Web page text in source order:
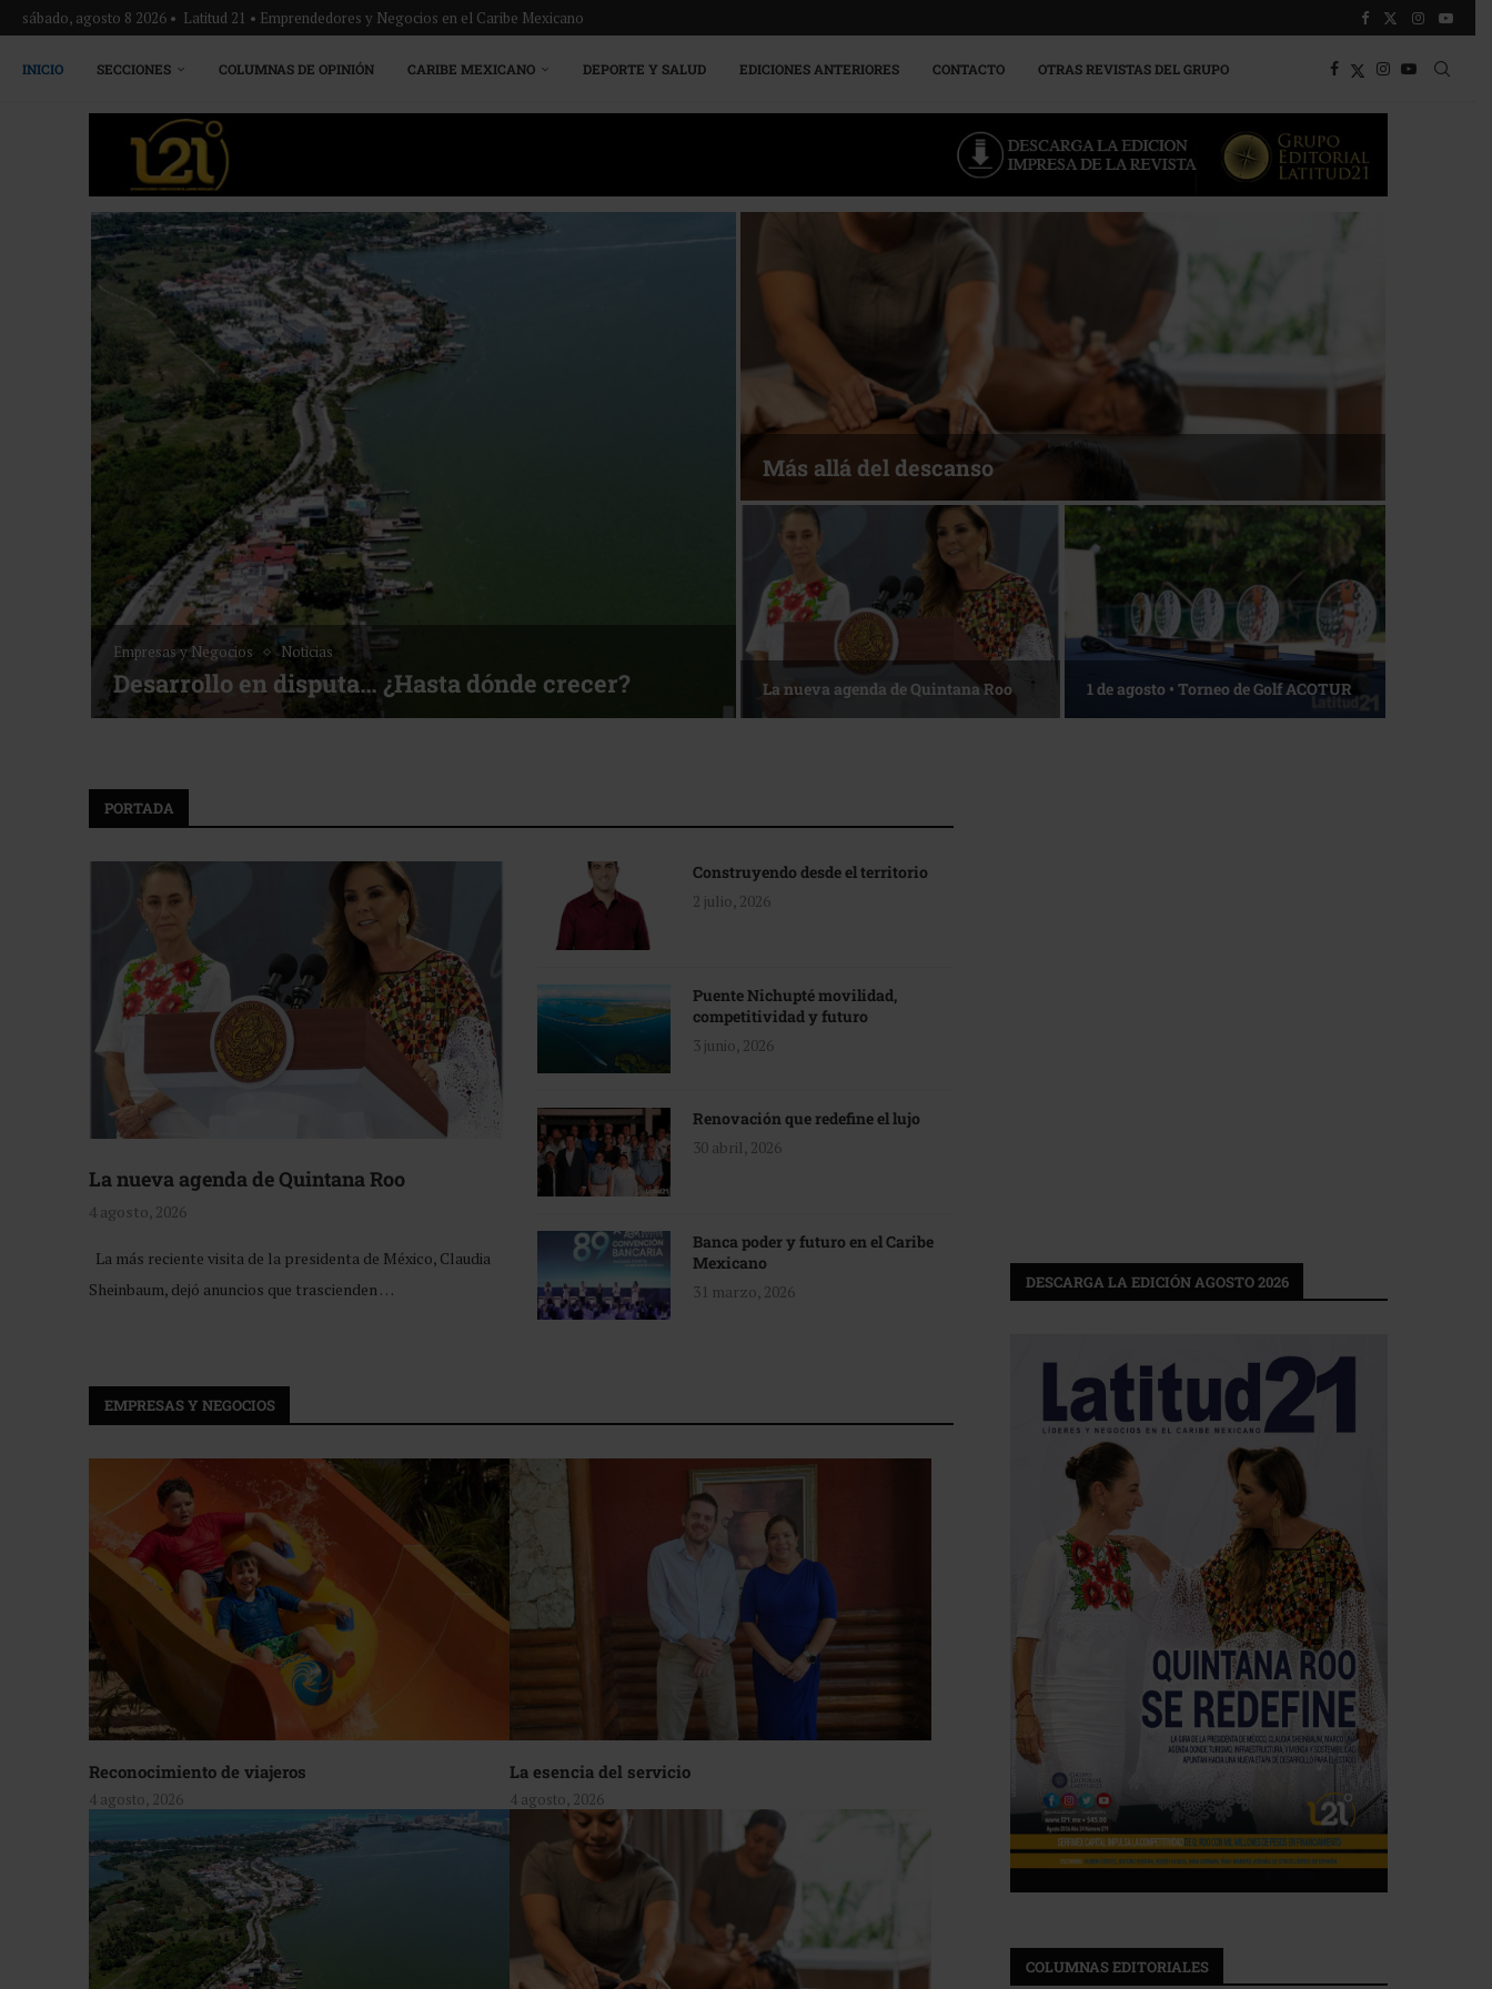
sábado, agosto 8 2026 • Latitud 21 • Emprendedores y Negocios en el Caribe Mexicano
INICIO SECCIONES COLUMNAS DE OPINIÓN CARIBE MEXICANO DEPORTE Y SALUD EDICIONES ANTERIORES CONTACTO OTRAS REVISTAS DEL GRUPO
Empresas y Negocios Noticias
Desarrollo en disputa… ¿Hasta dónde crecer?
Más allá del descanso
La nueva agenda de Quintana Roo 1 de agosto • Torneo de Golf ACOTUR
PORTADA
La nueva agenda de Quintana Roo
4 agosto, 2026
La más reciente visita de la presidenta de México, Claudia
Sheinbaum, dejó anuncios que trascienden …
Construyendo desde el territorio
2 julio, 2026
Puente Nichupté movilidad,
competitividad y futuro
3 junio, 2026
Renovación que redefine el lujo
30 abril, 2026
Banca poder y futuro en el Caribe
Mexicano
31 marzo, 2026
EMPRESAS Y NEGOCIOS
Reconocimiento de viajeros
4 agosto, 2026
La esencia del servicio
4 agosto, 2026
DESCARGA LA EDICIÓN AGOSTO 2026
COLUMNAS EDITORIALES